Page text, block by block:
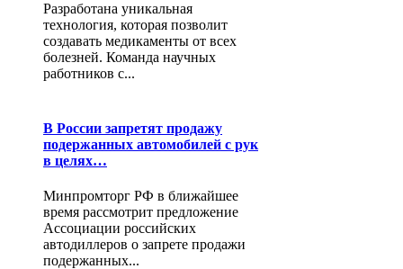
Разработана уникальная
технология, которая позволит
создавать медикаменты от всех
болезней. Команда научных
работников с...
В России запретят продажу
подержанных автомобилей с рук
в целях…
Минпромторг РФ в ближайшее
время рассмотрит предложение
Ассоциации российских
автодиллеров о запрете продажи
подержанных...